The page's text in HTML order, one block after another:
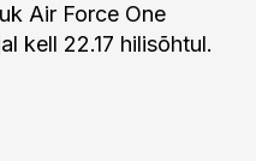
Air Force One
kell 22.17 hilisõhtul.